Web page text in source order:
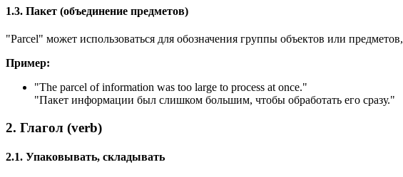
1.3. Пакет (объединение предметов)
"Parcel" может использоваться для обозначения группы объектов или
Пример:
"The parcel of information was too large to process at once."
"Пакет информации был слишком большим, чтобы обработать его сразу."
2. Глагол (verb)
2.1. Упаковывать, складывать